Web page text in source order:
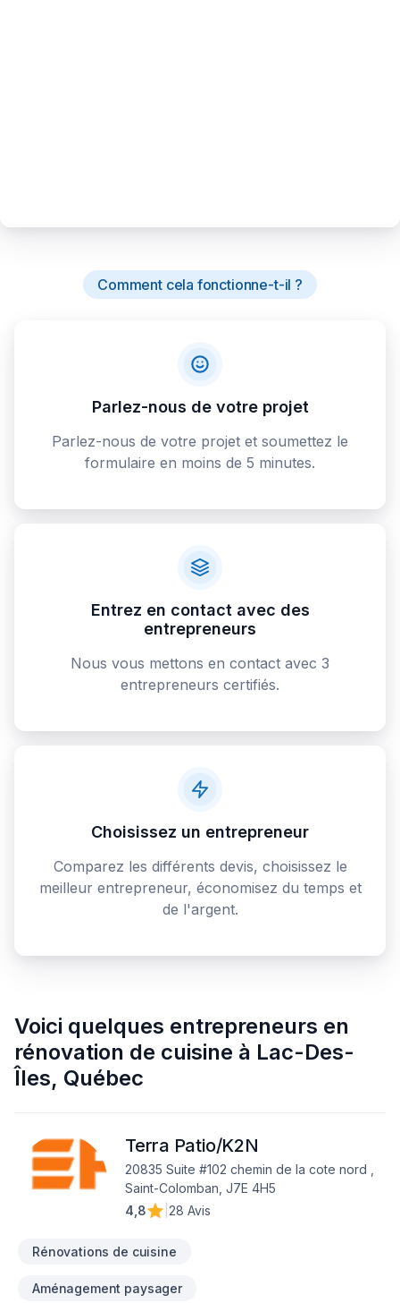
Comment cela fonctionne-t-il ?
Parlez-nous de votre projet
Parlez-nous de votre projet et soumettez le
formulaire en moins de 5 minutes.
Entrez en contact avec des
entrepreneurs
Nous vous mettons en contact avec 3
entrepreneurs certifiés.
Choisissez un entrepreneur
Comparez les différents devis, choisissez le
meilleur entrepreneur, économisez du temps et
de l'argent.
Voici quelques entrepreneurs en
rénovation de cuisine à Lac-Des-
Îles, Québec
Terra Patio/K2N
20835 Suite #102 chemin de la cote nord ,
Saint-Colomban, J7E 4H5
4,8
28 Avis
Rénovations de cuisine
Aménagement paysager